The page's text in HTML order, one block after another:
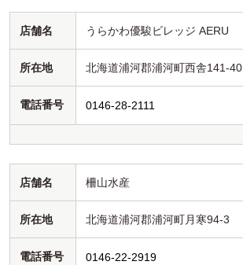
店舗名 うらかわ優駿ビレッジ AERU
所在地 北海道浦河郡浦河町西舎141-40
電話番号 0146-28-2111
店舗名 柵山水産
所在地 北海道浦河郡浦河町月寒94-3
電話番号 0146-22-2919